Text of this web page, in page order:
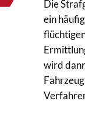
Die
ein
wird